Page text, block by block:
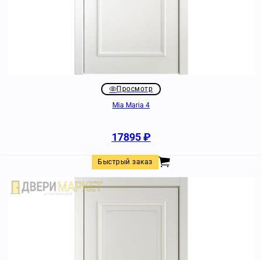
Просмотр
Mia Maria 4
17895₽
Быстрый заказ